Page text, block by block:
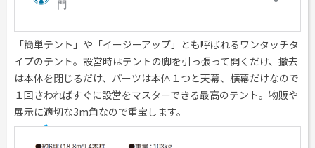
「簡単テント」や「イージーアップ」とも呼ばれるワンタッチタ
イプのテント。設営時はテントの脚を引っ張って開くだけ、撤去
は本体を閉じるだけ、パーツは本体１つと天幕、横幕だけなので
１回さわればすぐに設営をマスターできる最高のテント。物販や
展示に適切な3m角なので重宝します。
ハイブリッドテント 2Ｋ×3Ｋ